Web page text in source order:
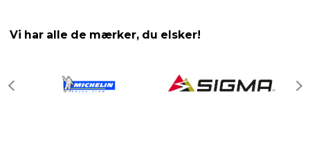
Vi har alle de mærker, du elsker!